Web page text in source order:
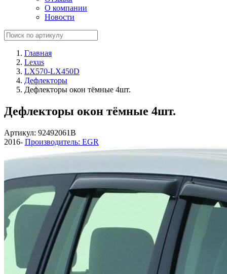
О компании
Новости
Главная
Lexus
LX570-LX450D
Дефлекторы
Дефлекторы окон тёмные 4шт.
Дефлекторы окон тёмные 4шт.
Артикул: 92492061B
2016- Производитель: EGR